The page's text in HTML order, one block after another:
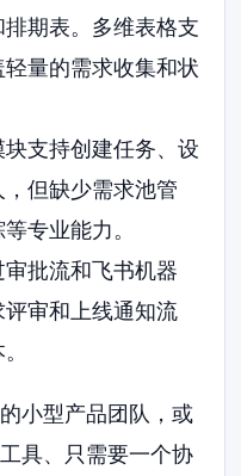
期表。多维表格支
量的需求收集和状
支持创建任务、设
但缺少需求池管
专业能力。
审批流和飞书机器
审和上线通知流
小型产品团队，或
具、只需要一个协